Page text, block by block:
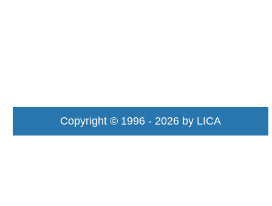
Copyright © 1996 - 2026 by LICA